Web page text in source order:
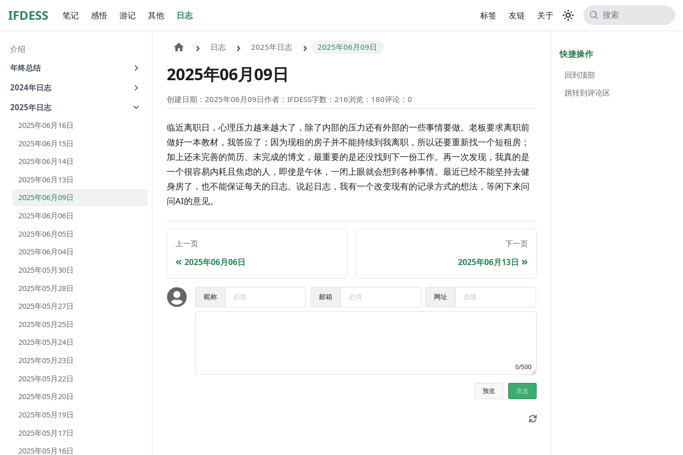
IFDESS 笔记 感悟 游记 其他 日志 标签 友链 关于
介绍
年终总结
2024年日志
2025年日志
2025年06月16日
2025年06月15日
2025年06月14日
2025年06月13日
2025年06月09日
2025年06月06日
2025年06月05日
2025年06月04日
2025年05月30日
2025年05月28日
2025年05月27日
2025年05月25日
2025年05月24日
2025年05月23日
2025年05月22日
2025年05月20日
2025年05月19日
2025年05月17日
2025年05月16日
日志 2025年日志 2025年06月09日
2025年06月09日
创建日期：2025年06月09日作者：IFDESS字数：216浏览：180评论： 0
临近离职日，心理压力越来越大了，除了内部的压力还有外部的一些事情要做。老板要求离职前
做好一本教材，我答应了；因为现租的房子并不能持续到我离职，所以还要重新找一个短租房；
加上还未完善的简历、未完成的博文，最重要的是还没找到下一份工作。再一次发现，我真的是
一个很容易内耗且焦虑的人，即使是午休，一闭上眼就会想到各种事情。最近已经不能坚持去健
身房了，也不能保证每天的日志。说起日志，我有一个改变现有的记录方式的想法，等闲下来问
问AI的意见。
上一页
2025年06月06日
下一页
2025年06月13日
昵称 邮箱 网址
0/500
预览 发送
快捷操作
回到顶部
跳转到评论区